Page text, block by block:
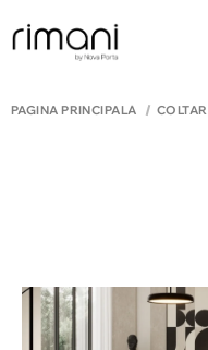
PAGINA PRINCIPALĂ COLTAR